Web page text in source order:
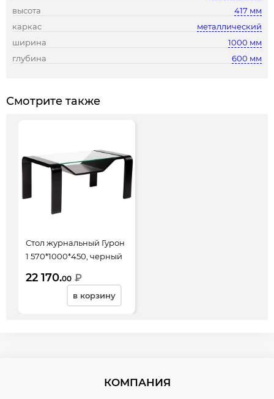
высота
417 мм
каркас
металлический
ширина
1000 мм
глубина
600 мм
Смотрите также
Стол журнальный Гурон
1 570*1000*450, черный
прозрачное
22 170.00 ₽
в корзину
КОМПАНИЯ